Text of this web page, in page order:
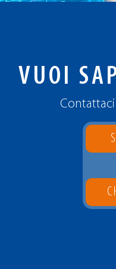
VUOI